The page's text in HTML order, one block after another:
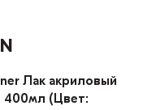
Лак акриловый
400мл (Цвет: